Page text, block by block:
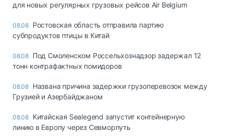
для новых регулярных грузовых рейсов Air Belgium
08.08 Ростовская область отправила партию
субпродуктов птицы в Китай
08.08 Под Смоленском Россельхознадзор задержал 12
тонн контрафактных помидоров
08.08 Названа причина задержки грузоперевозок между
Грузией и Азербайджаном
08.08 Китайская Sealegend запустит контейнерную
линию в Европу через Севморпуть